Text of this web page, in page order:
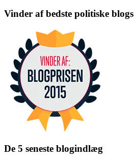
Vinder af bedste politiske blogs
De 5 seneste blogindlæg